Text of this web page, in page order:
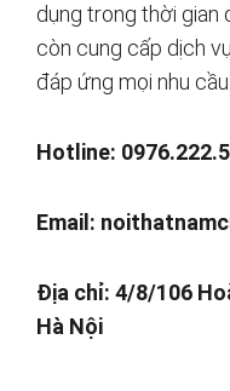
dụng trong thời gian
còn cung cấp dịch
đáp ứng mọi nhu
Hotline:
Email:
Địa chỉ: 4/8/106
Hà Nội